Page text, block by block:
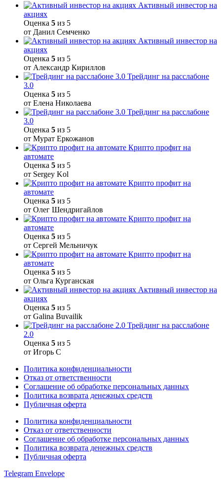
Активный инвестор на
акциях
Оценка 5 из 5
от Данил Семченко
Активный инвестор на
акциях
Оценка 5 из 5
от Александр Кириллов
Трейдинг на расслабоне
3.0
Оценка 5 из 5
от Елена Николаева
Трейдинг на расслабоне
3.0
Оценка 5 из 5
от Мурат Еркожанов
Крипто профит на
автомате
Оценка 5 из 5
от Sergey Kol
Крипто профит на
автомате
Оценка 5 из 5
от Олег Шендригайлов
Крипто профит на
автомате
Оценка 5 из 5
от Сергей Мельничук
Крипто профит на
автомате
Оценка 5 из 5
от Ольга Курганская
Активный инвестор на
акциях
Оценка 5 из 5
от Galina Buvailik
Трейдинг на расслабоне
2.0
Оценка 5 из 5
от Игорь С
Политика конфиденциальности
Отказ от ответственности
Соглашение об обработке персональных данных
Политика возврата денежных средств
Публичная оферта
Политика конфиденциальности
Отказ от ответственности
Соглашение об обработке персональных данных
Политика возврата денежных средств
Публичная оферта
Telegram Envelope